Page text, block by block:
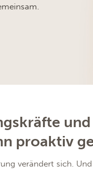
proaktiv
verändert sich.